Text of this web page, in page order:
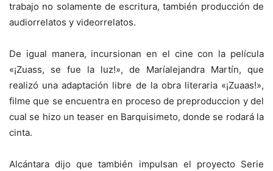
trabajo no solamente de escritura, también producción de
audiorrelatos y videorrelatos.
De igual manera, incursionan en el cine con la película
«¡Zuass, se fue la luz!», de Maríalejandra Martín, que
realizó una adaptación libre de la obra literaria «¡Zuaas!»,
filme que se encuentra en proceso de preproduccion y del
cual se hizo un teaser en Barquisimeto, donde se rodará la
cinta.
Alcántara dijo que también impulsan el proyecto Serie